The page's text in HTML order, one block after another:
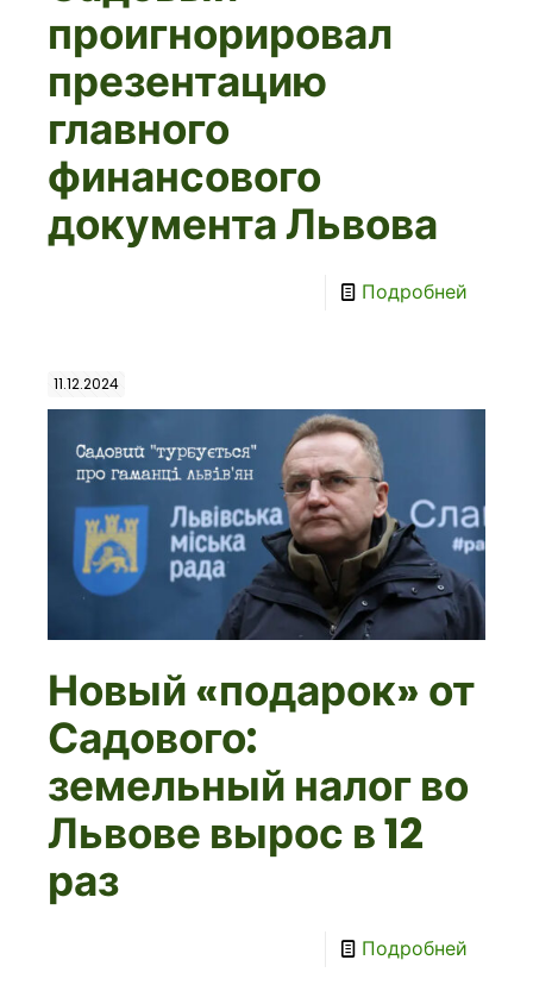
проигнорировал
презентацию
главного
финансового
документа Львова
Подробней
11.12.2024
Новый «подарок» от
Садового:
земельный налог во
Львове вырос в 12
раз
Подробней